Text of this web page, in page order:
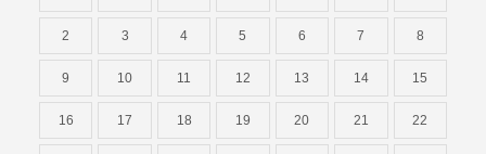
2 3 4 5 6 7 8
9 10 11 12 13 14 15
16 17 18 19 20 21 22